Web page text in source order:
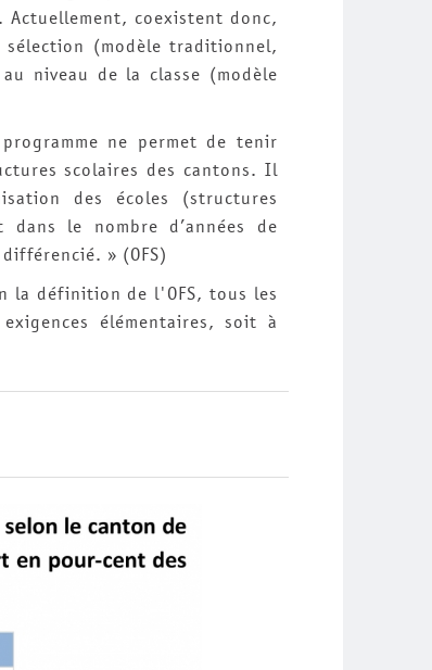
Actuellement, coexistent donc,
sélection (modèle traditionnel,
niveau de la classe (modèle
ne permet de tenir
scolaires des cantons. Il
des écoles (structures
le nombre d’années de
» (OFS)
la définition de l'OFS, tous les
élémentaires, soit à